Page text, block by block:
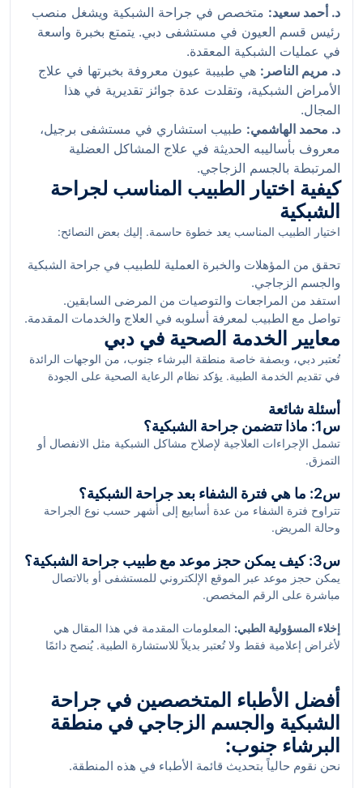
د. أحمد سعيد: متخصص في جراحة الشبكية ويشغل منصب
رئيس قسم العيون في مستشفى دبي. يتمتع بخبرة واسعة
في عمليات الشبكية المعقدة.
د. مريم الناصر: هي طبيبة عيون معروفة بخبرتها في علاج
الأمراض الشبكية، وتقلدت عدة جوائز تقديرية في هذا
المجال.
د. محمد الهاشمي: طبيب استشاري في مستشفى برجيل،
معروف بأساليبه الحديثة في علاج المشاكل العضلية
المرتبطة بالجسم الزجاجي.
كيفية اختيار الطبيب المناسب لجراحة
الشبكية
اختيار الطبيب المناسب يعد خطوة حاسمة. إليك بعض النصائح:
تحقق من المؤهلات والخبرة العملية للطبيب في جراحة الشبكية
والجسم الزجاجي.
استفد من المراجعات والتوصيات من المرضى السابقين.
تواصل مع الطبيب لمعرفة أسلوبه في العلاج والخدمات المقدمة.
معايير الخدمة الصحية في دبي
تُعتبر دبي، وبصفة خاصة منطقة البرشاء جنوب، من الوجهات الرائدة
في تقديم الخدمة الطبية. يؤكد نظام الرعاية الصحية على الجودة
الدولية. توفر المستشفيات في هذه المنطقة مجموعة متنوعة من
التخصصات وتتميز بتقديم العلاج الفعال باستخدام أحدث التقنيات.
أسئلة شائعة
س1: ماذا تتضمن جراحة الشبكية؟
تشمل الإجراءات العلاجية لإصلاح مشاكل الشبكية مثل الانفصال أو
التمزق.
س2: ما هي فترة الشفاء بعد جراحة الشبكية؟
تتراوح فترة الشفاء من عدة أسابيع إلى أشهر حسب نوع الجراحة
وحالة المريض.
س3: كيف يمكن حجز موعد مع طبيب جراحة الشبكية؟
يمكن حجز موعد عبر الموقع الإلكتروني للمستشفى أو بالاتصال
مباشرة على الرقم المخصص.
إخلاء المسؤولية الطبي: المعلومات المقدمة في هذا المقال هي
لأغراض إعلامية فقط ولا تُعتبر بديلاً للاستشارة الطبية. يُنصح دائمًا
أفضل الأطباء المتخصصين في جراحة
الشبكية والجسم الزجاجي في منطقة
البرشاء جنوب:
نحن نقوم حالياً بتحديث قائمة الأطباء في هذه المنطقة.